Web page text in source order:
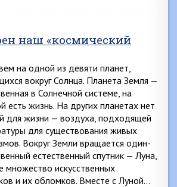
наш «космический
на одной из девяти планет,
вокруг Солнца. Планета Земля —
в Солнечной системе, на
есть жизнь. На других планетах нет
для жизни — воздуха, подходящей
для существования живых
Вокруг Земли вращается один-
естественный спутник — Луна,
множество искусственных
и их обломков. Вместе с Луной…